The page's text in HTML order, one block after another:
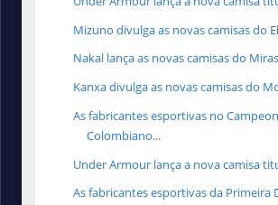
Mizuno divulga as novas camisas do
Nakal lança as novas camisas do
Kanxa divulga as novas camisas do
As fabricantes esportivas no
Colombiano...
Under Armour lança a nova camisa
As fabricantes esportivas da Primeira